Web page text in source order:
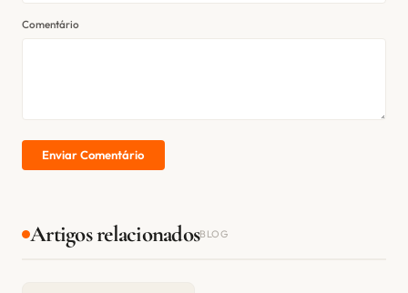
Comentário
Enviar Comentário
Artigos relacionadosBLOG